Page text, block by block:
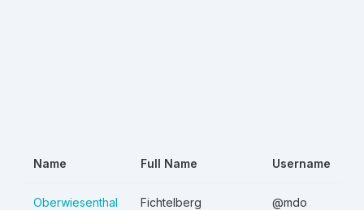
Name Full Name Username
Oberwiesenthal
Fichtelberg
@mdo